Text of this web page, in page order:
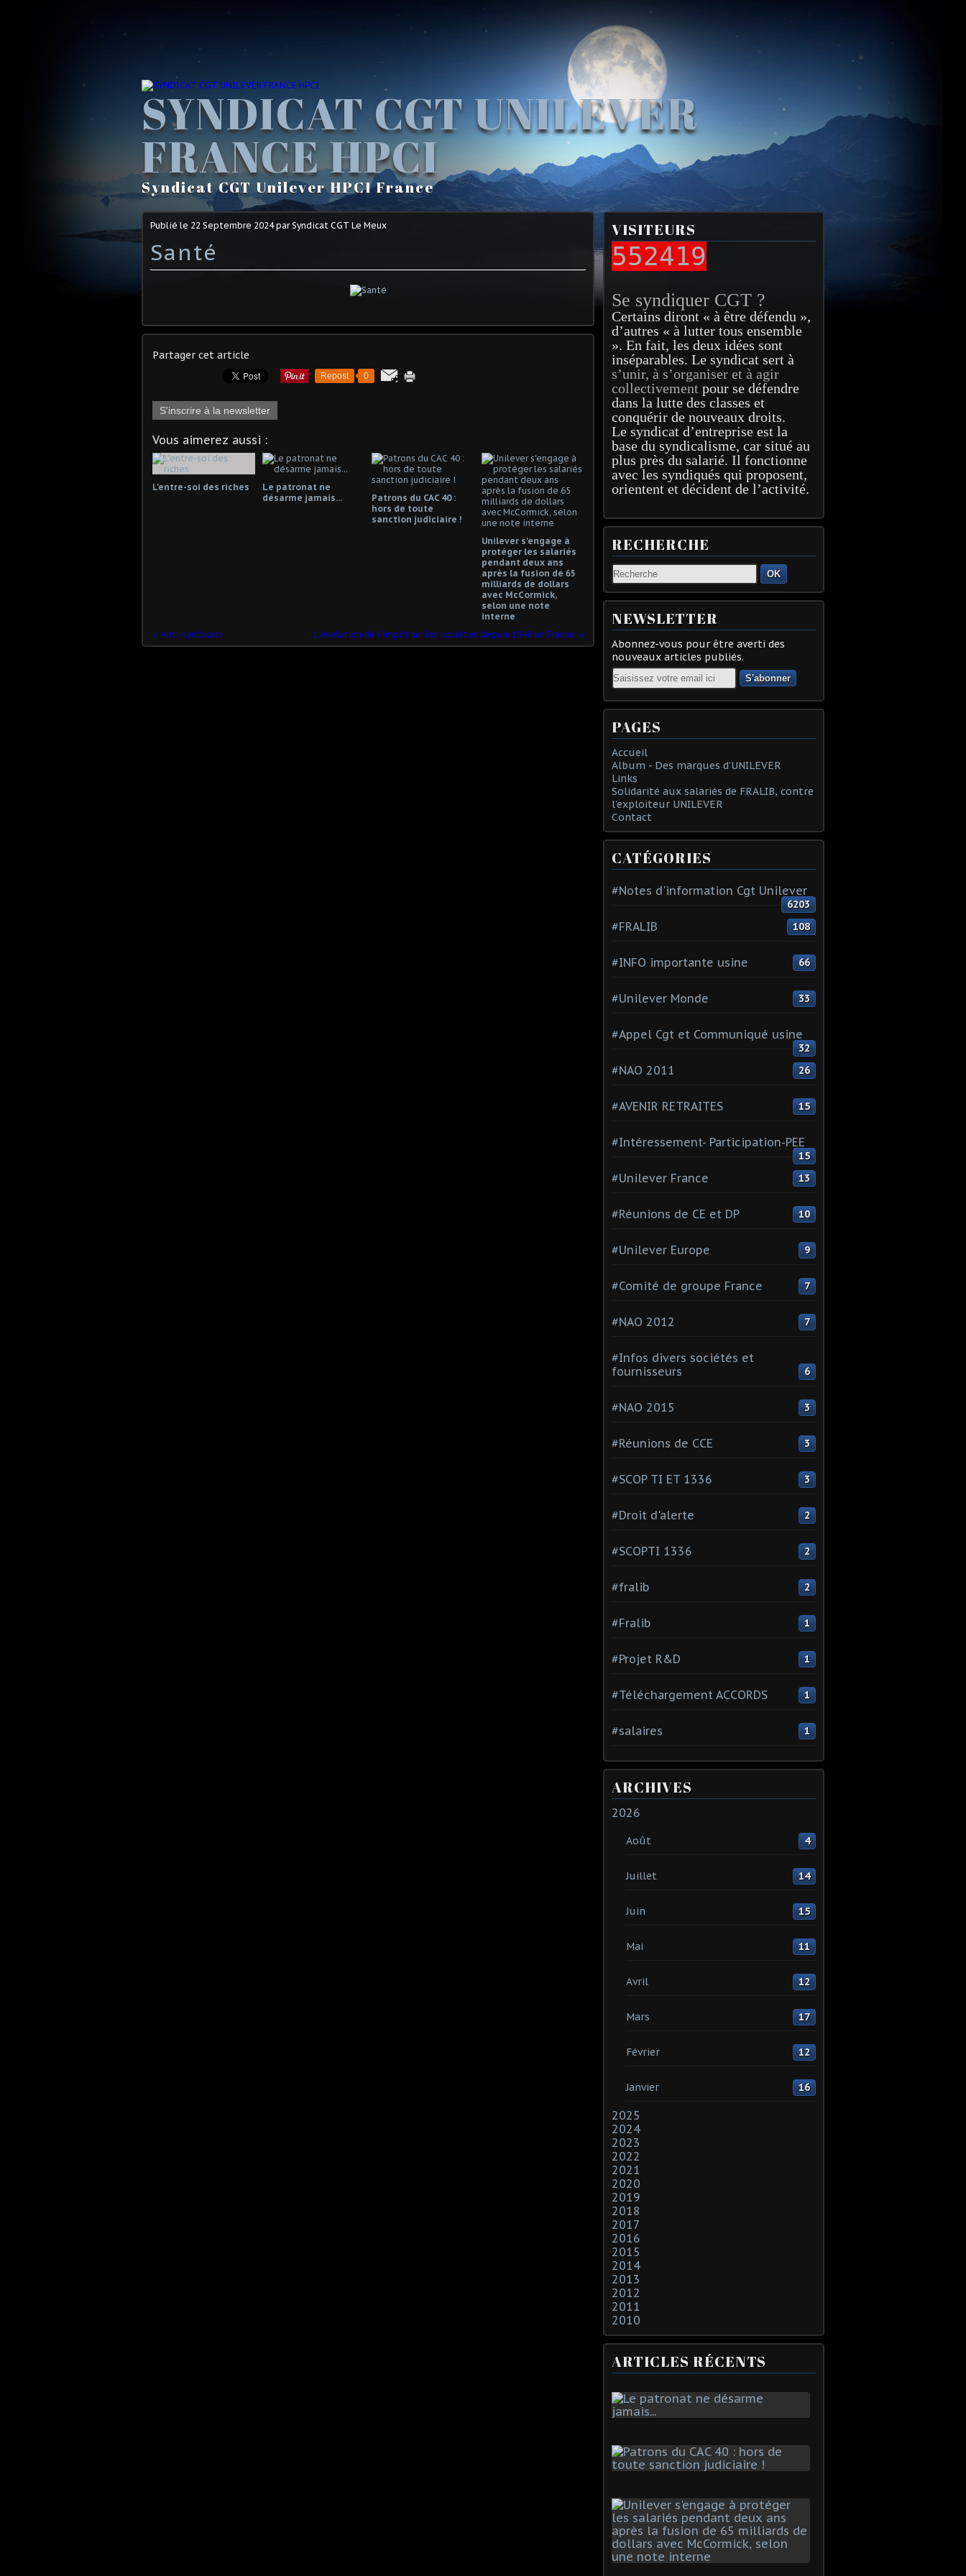
SYNDICAT CGT UNILEVER
FRANCE HPCI
Syndicat CGT Unilever HPCI France
Publié le 22 Septembre 2024par Syndicat CGT Le Meux
Santé
Partager cet article
Repost 0
S'inscrire à la newsletter
Vous aimerez aussi :
L'entre-soi des riches
Le patronat ne
désarme jamais...
Patrons du CAC 40 :
hors de toute
sanction judiciaire !
Unilever s'engage à
protéger les salariés
pendant deux ans
après la fusion de 65
milliards de dollars
avec McCormick,
selon une note
interne
Anti-syndicats
L'évolution de l'impôt sur les sociétés depuis 1948 en France
VISITEURS
552419
Se syndiquer CGT ?
Certains diront « à être défendu »,
d’autres « à lutter tous ensemble
». En fait, les deux idées sont
inséparables. Le syndicat sert à
s’unir, à s’organiser et à agir
collectivement pour se défendre
dans la lutte des classes et
conquérir de nouveaux droits.
Le syndicat d’entreprise est la
base du syndicalisme, car situé au
plus près du salarié. Il fonctionne
avec les syndiqués qui proposent,
orientent et décident de l’activité.
RECHERCHE
OK
NEWSLETTER
Abonnez-vous pour être averti des
nouveaux articles publiés.
Email
PAGES
Accueil
Album - Des marques d'UNILEVER
Links
Solidarité aux salariés de FRALIB, contre
l'exploiteur UNILEVER
Contact
CATÉGORIES
#Notes d'information Cgt Unilever
6203
#FRALIB 108
#INFO importante usine 66
#Unilever Monde 33
#Appel Cgt et Communiqué usine
32
#NAO 2011 26
#AVENIR RETRAITES 15
#Intéressement- Participation-PEE
15
#Unilever France 13
#Réunions de CE et DP 10
#Unilever Europe 9
#Comité de groupe France 7
#NAO 2012 7
#Infos divers sociétés et
fournisseurs
6
#NAO 2015 3
#Réunions de CCE 3
#SCOP TI ET 1336 3
#Droit d'alerte 2
#SCOPTI 1336 2
#fralib 2
#Fralib 1
#Projet R&D 1
#Téléchargement ACCORDS 1
#salaires 1
ARCHIVES
2026
Août 4
Juillet 14
Juin 15
Mai 11
Avril 12
Mars 17
Février 12
Janvier 16
2025
2024
2023
2022
2021
2020
2019
2018
2017
2016
2015
2014
2013
2012
2011
2010
ARTICLES RÉCENTS